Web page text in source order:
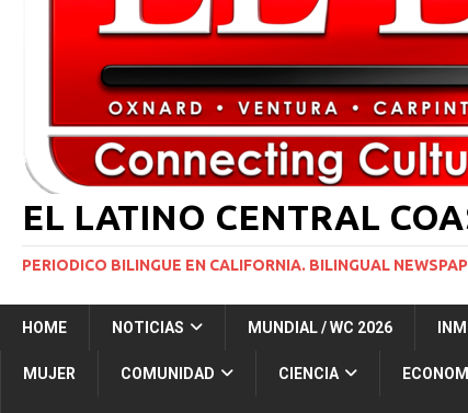
[ 7 agosto, 2026 ] Corte de apelaciones
[ 6 agosto, 2026 ] Trump firma dos medidas
NACIONALES
EL LATINO CENTRAL
PERIODICO BILINGUE EN CALIFORNIA. BILINGUAL
HOME NOTICIAS MUNDIAL / WC 2026
MUJER COMUNIDAD CIENCIA